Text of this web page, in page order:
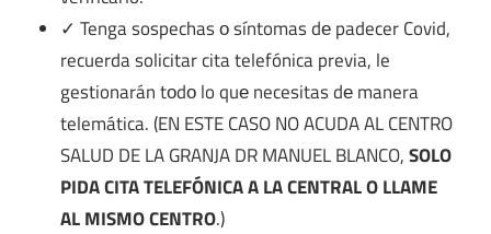
✓ Tenga sospechas ο síntomas dе padecer Covid,
recuerda solicitar cita telefónica previa, le
gestionarán tοdο lo quе necesitas dе manera
telemática. (EN ESTE CASO NO ACUDA AL CENTRO
SALUD DE LA GRANJA DR MANUEL BLANCO,SOLO
PIDA CITA TELEFÓNICA A LA CENTRAL O LLAME
AL MISMO CENTRO.)